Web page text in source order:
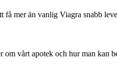
mer än vanlig Viagra snabb
vårt apotek och hur man kan